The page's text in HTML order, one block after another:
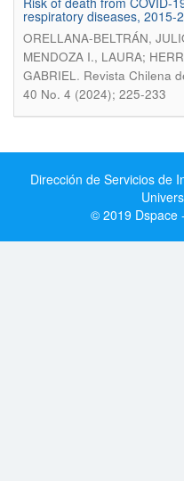
respiratory diseases, 2015-
ORELLANA-BELTRÁN,
MENDOZA I., LAURA;
GABRIEL. Revista Chilena
40 No. 4 (2024); 225-233
Dirección de Servicios de
© 2019 Dspace